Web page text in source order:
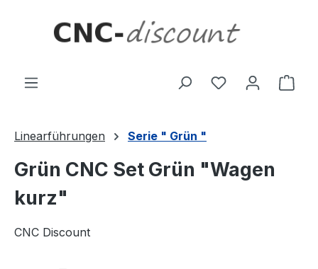
Linearführungen Serie " Grün "
Grün CNC Set Grün "Wagen
kurz"
CNC Discount